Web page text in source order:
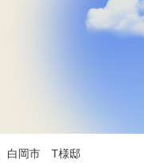
白岡市 T様邸